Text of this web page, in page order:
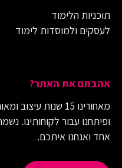
תוכניות הלימוד
לעסקים ולמוסדות לימוד
אהבתם את האתר?
מאחורינו 15 שנות
ופיתחנו עבור לקוחותינו.
אחד ואנחנו איתכם.